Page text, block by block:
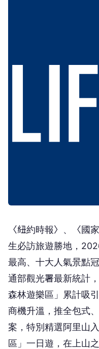
〈紐約時報〉、〈國
生必訪旅遊勝地，
最高、十大人氣景點
通部觀光署最新統計
森林遊樂區」累計吸
商機升溫，推全包式
案，特別精選阿里山
區」一日遊，在上山